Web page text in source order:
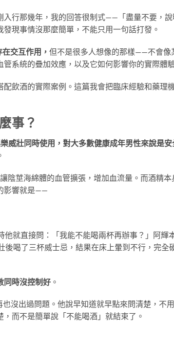
行那幾年，我的回答很制式——「盡量不要，說
現事情沒那麼簡單，不能只用一句話打發。
交互作用， 但不是很多人想像的那樣——不會像
系統的疊加效應，以及它如何影響你的實際體
飲酒的實際案例。這篇我會把臨床經驗和藥理
事？
威壯同時使用，對大多數健康成年男性來說是安
陰莖海綿體的血管擴張，增加血流量。而酒精本
影響就是——
就直接問：「我能不能喝兩杯再辦事？」阿輝
喝了三杯威士忌，結果在床上暈到不行，完全
同時沒控制好 。
沒出過問題。他說早知道就早點來問清楚，不
而不是簡單說「不能喝酒」就結束了。